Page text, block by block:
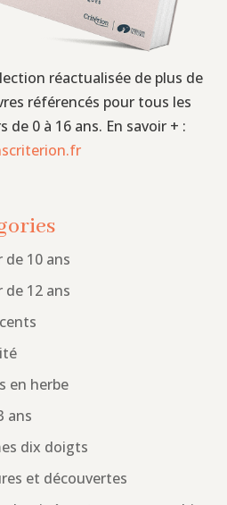
réactualisée de plus de
référencés pour tous les
de 0 à 16 ans. En savoir + :
de 10 ans
de 12 ans
en herbe
ans
dix doigts
et découvertes